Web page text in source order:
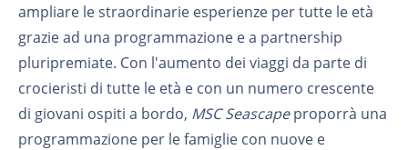
ampliare le straordinarie esperienze per tutte le età
grazie ad una programmazione e a partnership
pluripremiate. Con l'aumento dei viaggi da parte di
crocieristi di tutte le età e con un numero crescente
di giovani ospiti a bordo, MSC Seascapeproporrà una
programmazione per le famiglie con nuove e